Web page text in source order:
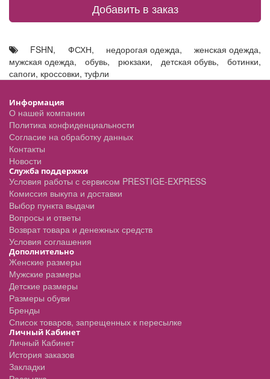
Добавить в заказ
FSHN, ФСХН, недорогая одежда, женская одежда,
мужская одежда, обувь, рюкзаки, детская обувь, ботинки,
сапоги, кроссовки, туфли
Информация
О нашей компании
Политика конфиденциальности
Согласие на обработку данных
Контакты
Новости
Служба поддержки
Условия работы с сервисом PRESTIGE-EXPRESS
Комиссия выкупа и доставки
Выбор пункта выдачи
Вопросы и ответы
Возврат товара и денежных средств
Условия соглашения
Дополнительно
Женские размеры
Мужские размеры
Детские размеры
Размеры обуви
Бренды
Список товаров, запрещенных к пересылке
Личный Кабинет
Личный Кабинет
История заказов
Закладки